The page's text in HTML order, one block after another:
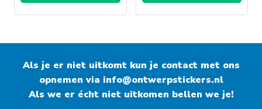
Als je er niet uitkomt kun je contact met ons
opnemen via info@ontwerpstickers.nl
Als we er écht niet uitkomen bellen we je!